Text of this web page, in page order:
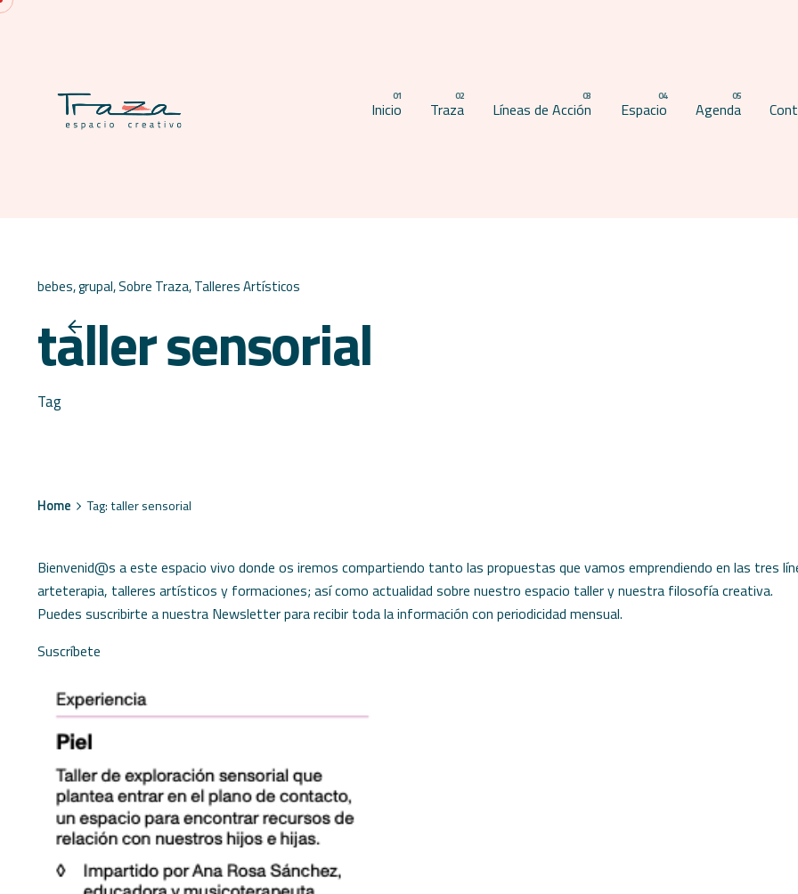
Skip
Inicio Traza Líneas de Acción Espacio Agenda
bebes grupal Sobre Traza Talleres Artísticos
taller sensorial
Tag
Home Tag: taller sensorial
Bienvenid@s a este espacio vivo donde os iremos compartiendo tanto las propuestas que vamos emprendiendo en las tres
arteterapia, talleres artísticos y formaciones; así como actualidad sobre nuestro espacio taller y nuestra filosofía creativa.
Puedes suscribirte a nuestra Newsletter para recibir toda la información con periodicidad mensual.
Suscríbete